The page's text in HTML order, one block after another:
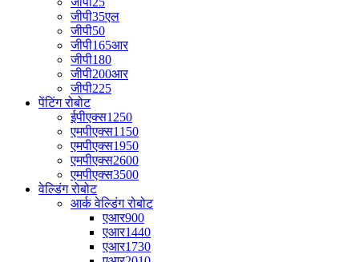
जीपी35एल
जीपी50
जीपी165आर
जीपी180
जीपी200आर
जीपी225
पेंटिंग रोबोट
ईपीएक्स1250
एमपीएक्स1150
एमपीएक्स1950
एमपीएक्स2600
एमपीएक्स3500
वेल्डिंग रोबोट
आर्क वेल्डिंग रोबोट
एआर900
एआर1440
एआर1730